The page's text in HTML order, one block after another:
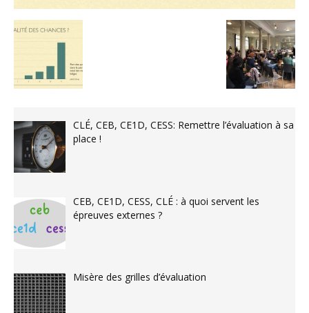
CLÉ, CEB, CE1D, CESS: Remettre l’évaluation à sa
place !
CEB, CE1D, CESS, CLÉ : à quoi servent les
épreuves externes ?
Misère des grilles d’évaluation